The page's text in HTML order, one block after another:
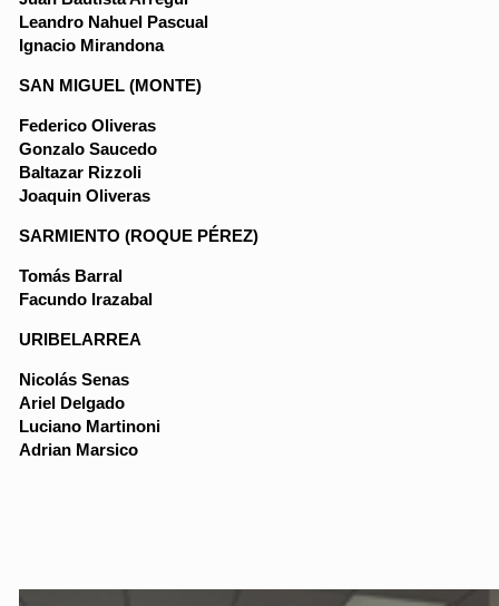
Leandro Nahuel Pascual
Ignacio Mirandona
SAN MIGUEL (MONTE)
Federico Oliveras
Gonzalo Saucedo
Baltazar Rizzoli
Joaquin Oliveras
SARMIENTO (ROQUE PÉREZ)
Tomás Barral
Facundo Irazabal
URIBELARREA
Nicolás Senas
Ariel Delgado
Luciano Martinoni
Adrian Marsico